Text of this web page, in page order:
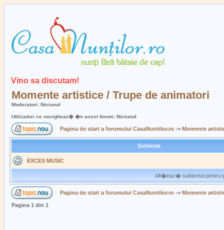
Vino sa discutam!
Momente artistice / Trupe de animatori
Moderatori: Niciunul
Utilizatori ce navigheaz� �n acest forum: Niciunul
Pagina de start a forumului CasaNuntilor.ro -> Momente
Subiecte
EXCES MUSIC
Afi�eaz� subiectul pentru
Pagina de start a forumului CasaNuntilor.ro -> Momente
Pagina 1 din 1